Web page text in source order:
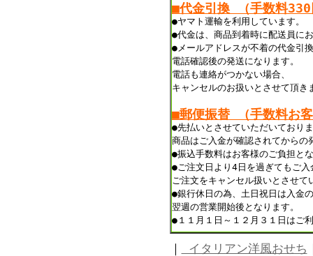
■代金引換 （手数料
●ヤマト運輸を利用しています。
●代金は、商品到着時に配送員に
●メールアドレスが不着の代金引
電話確認後の発送になります。
電話も連絡がつかない場合、
キャンセルのお扱いとさせて頂き
■郵便振替 （手数料お
●先払いとさせていただいており
商品はご入金が確認されてからの
●振込手数料はお客様のご負担と
●ご注文日より4日を過ぎてもご
ご注文をキャンセル扱いとさせて
●銀行休日の為、土日祝日は入金
翌週の営業開始後となります。
●１１月１日～１２月３１日はご
｜ イタリアン洋風おせち